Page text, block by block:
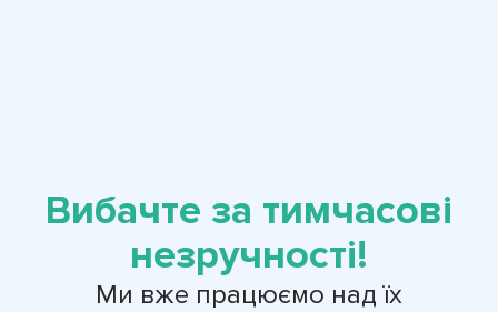
Вибачте за тимчасові
незручності!
Ми вже працюємо над їх